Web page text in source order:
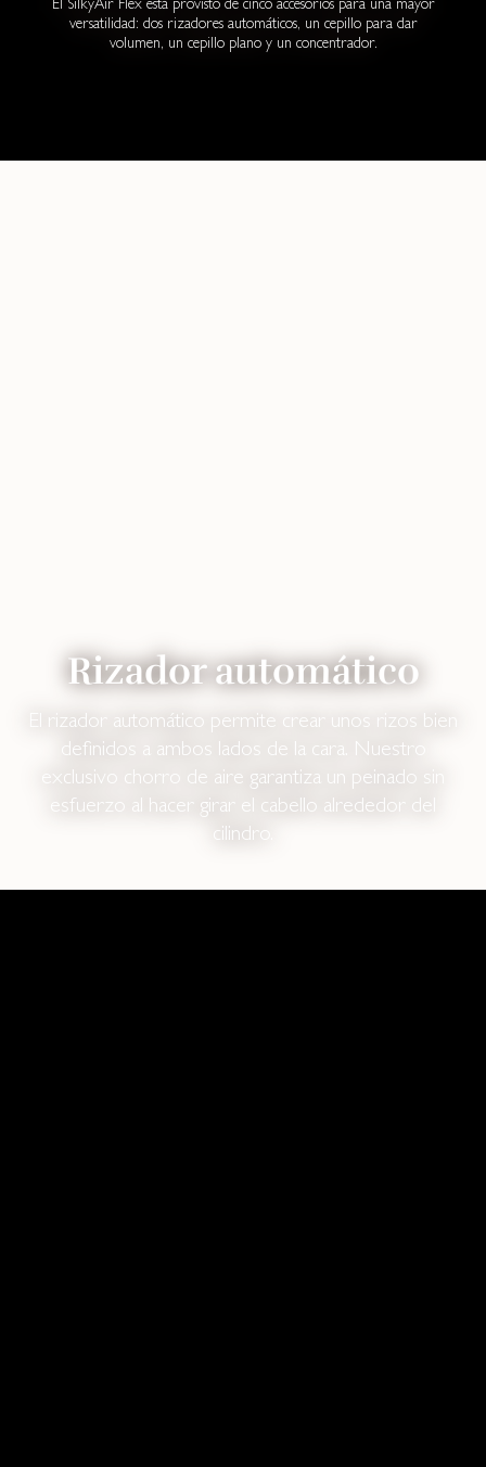
versatilidad: dos rizadores automáticos, un cepillo para dar
volumen, un cepillo plano y un concentrador.
Rizador automático
El rizador automático permite crear unos rizos bien
definidos a ambos lados de la cara. Nuestro
exclusivo chorro de aire garantiza un peinado sin
esfuerzo al hacer girar el cabello alrededor del
cilindro.